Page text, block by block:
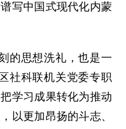
写中国式现代化内蒙
思想洗礼，也是一
社科联机关党委专职
学习成果转化为推动
以更加昂扬的斗志、